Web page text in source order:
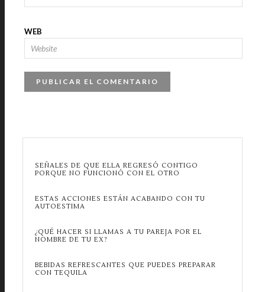
WEB
SEÑALES DE QUE ELLA REGRESÓ CONTIGO
PORQUE NO FUNCIONÓ CON EL OTRO
ESTAS ACCIONES ESTÁN ACABANDO CON TU
AUTOESTIMA
¿QUÉ HACER SI LLAMAS A TU PAREJA POR EL
NOMBRE DE TU EX?
BEBIDAS REFRESCANTES QUE PUEDES PREPARAR
CON TEQUILA